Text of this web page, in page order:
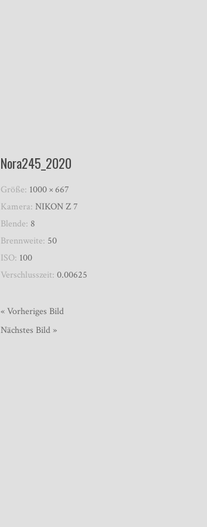
Nora245_2020
Größe: 1000 × 667
Kamera:NIKON Z 7
Blende: 8
Brennweite: 50
ISO: 100
Verschlusszeit:0.00625
« Vorheriges Bild
Nächstes Bild »